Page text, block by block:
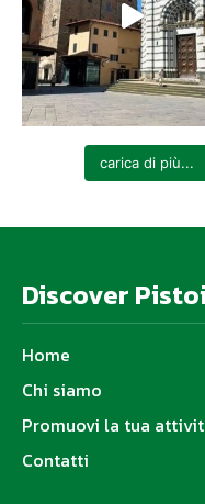
carica di più...
Discover
Home
Chi siamo
Promuovi la tua
Contatti